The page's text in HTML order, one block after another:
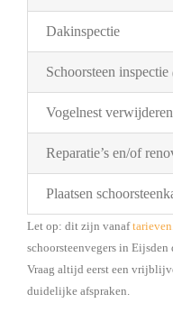
Dakinspectie
Schoorsteen inspectie
Vogelnest verwijderen
Reparatie’s en/of
Plaatsen
Let op: dit zijn vanaftarieven
schoorsteenvegers in
Vraag altijd eerst een
duidelijke afspraken.